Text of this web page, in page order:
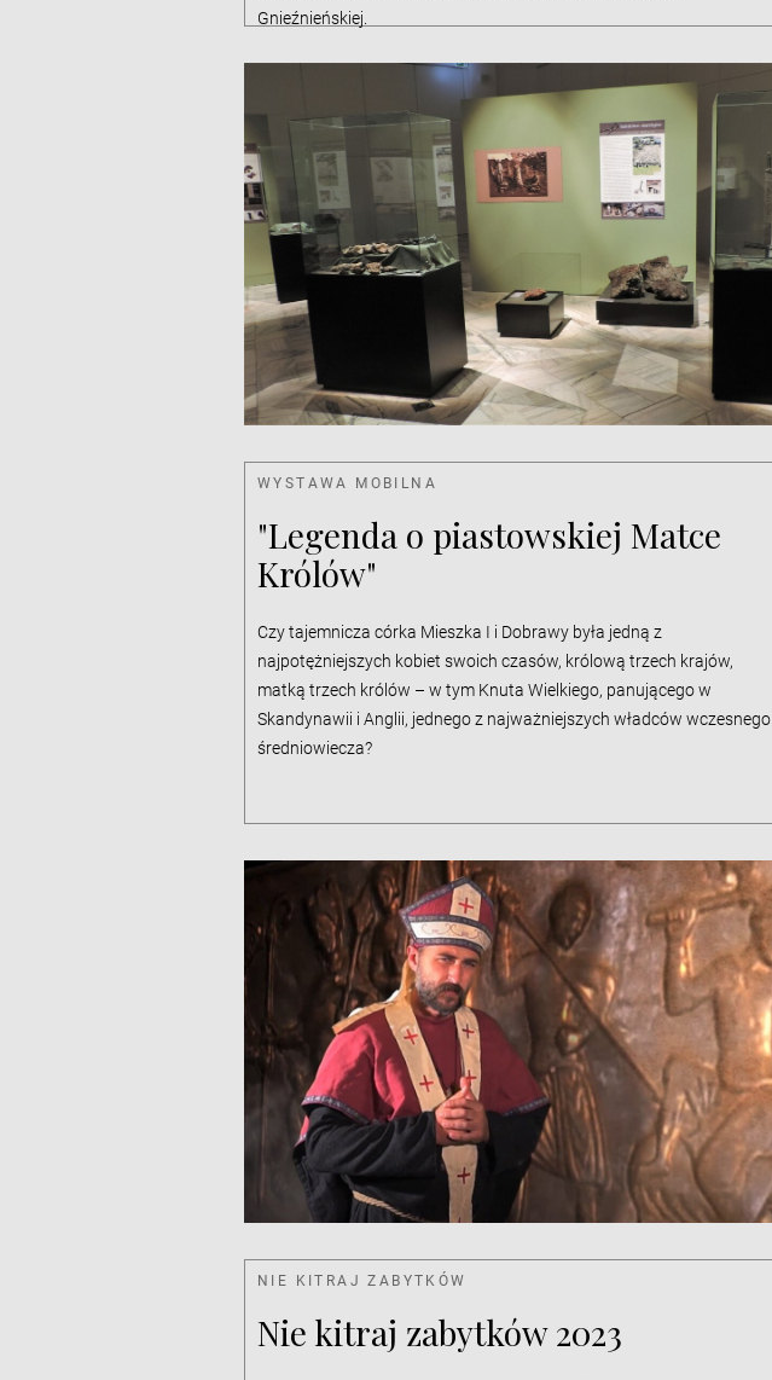
Gnieźnieńskiej.
Wystawa otwarta była od 11.03.2016 do 25.10.2016.
WYSTAWA MOBILNA
"Legenda o piastowskiej Matce
Królów"
Czy tajemnicza córka Mieszka I i Dobrawy była jedną z
najpotężniejszych kobiet swoich czasów, królową trzech krajów,
matką trzech królów – w tym Knuta Wielkiego, panującego w
Skandynawii i Anglii, jednego z najważniejszych władców wczesnego
średniowiecza?
NIE KITRAJ ZABYTKÓW
Nie kitraj zabytków 2023